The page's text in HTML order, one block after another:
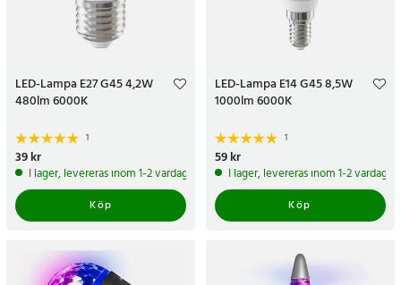
LED-Lampa E27 G45 4,2W
480lm 6000K
1
Pris:
39 kr
I lager, levereras inom 1-2 vardagar
Köp
LED-Lampa E14 G45 8,5W
1000lm 6000K
1
Pris:
59 kr
I lager, levereras inom 1-2 vardagar
Köp